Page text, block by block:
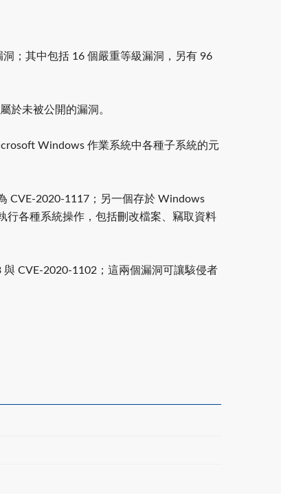
；其中包括 16 個嚴重等級漏洞，另有 96
於未被公開的漏洞。
Windows 作業系統中各種子系統的元
CVE-2020-1117；另一個存於 Windows
行各種系統操作，包括刪改檔案、竊取資料
CVE-2020-1102；這兩個漏洞可讓駭侵者